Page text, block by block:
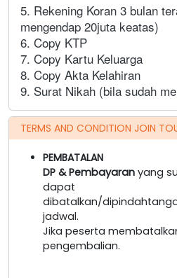
5. Rekening Koran 3 bulan
mengendap 20juta keatas)
6. Copy KTP
7. Copy Kartu Keluarga
8. Copy Akta Kelahiran
9. Surat Nikah (bila sudah
TERMS AND CONDITION JOIN
PEMBATALAN
DP & Pembayaran yang
dapat
dibatalkan/
jadwal.
Jika peserta
pengembalian.